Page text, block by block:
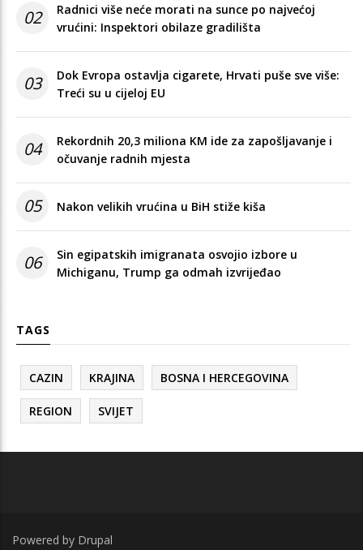
02
Radnici više neće morati na sunce po najvećoj
vrućini: Inspektori obilaze gradilišta
03
Dok Evropa ostavlja cigarete, Hrvati puše sve više:
Treći su u cijeloj EU
04
Rekordnih 20,3 miliona KM ide za zapošljavanje i
očuvanje radnih mjesta
05 Nakon velikih vrućina u BiH stiže kiša
06
Sin egipatskih imigranata osvojio izbore u
Michiganu, Trump ga odmah izvrijeđao
TAGS
CAZIN KRAJINA BOSNA I HERCEGOVINA
REGION SVIJET
Powered by Drupal